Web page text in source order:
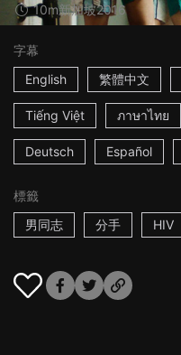
10m新加坡2016
字幕
English
繁體中文
Tiếng Việt ภาษาไทย
Deutsch Español
標籤
男同志
分手 HIV